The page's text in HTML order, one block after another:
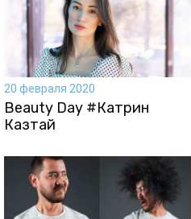
20 февраля 2020
Beauty Day #Катрин
Казтай